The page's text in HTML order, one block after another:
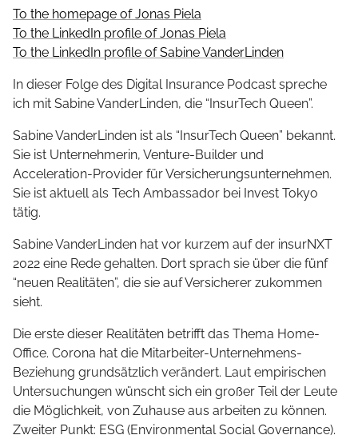
To the homepage of Jonas Piela
To the LinkedIn profile of Jonas Piela
To the LinkedIn profile of Sabine VanderLinden
In dieser Folge des Digital Insurance Podcast spreche
ich mit Sabine VanderLinden, die “InsurTech Queen”.
Sabine VanderLinden ist als “InsurTech Queen” bekannt.
Sie ist Unternehmerin, Venture-Builder und
Acceleration-Provider für Versicherungsunternehmen.
Sie ist aktuell als Tech Ambassador bei Invest Tokyo
tätig.
Sabine VanderLinden hat vor kurzem auf der insurNXT
2022 eine Rede gehalten. Dort sprach sie über die fünf
“neuen Realitäten”, die sie auf Versicherer zukommen
sieht.
Die erste dieser Realitäten betrifft das Thema Home-
Office. Corona hat die Mitarbeiter-Unternehmens-
Beziehung grundsätzlich verändert. Laut empirischen
Untersuchungen wünscht sich ein großer Teil der Leute
die Möglichkeit, von Zuhause aus arbeiten zu können.
Zweiter Punkt: ESG (Environmental Social Governance).